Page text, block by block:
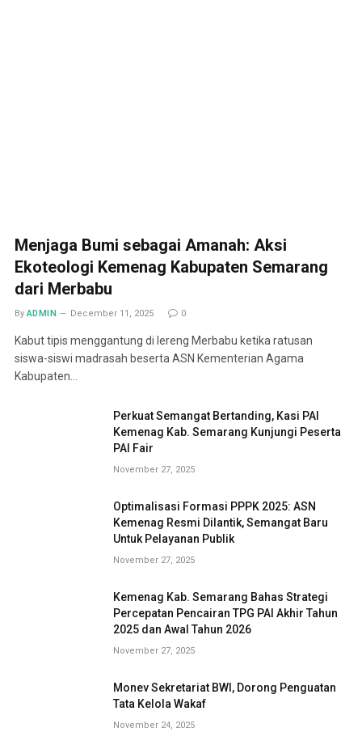
Menjaga Bumi sebagai Amanah: Aksi
Ekoteologi Kemenag Kabupaten Semarang
dari Merbabu
By ADMIN December 11, 2025 0
Kabut tipis menggantung di lereng Merbabu ketika ratusan
siswa-siswi madrasah beserta ASN Kementerian Agama
Kabupaten…
Perkuat Semangat Bertanding, Kasi PAI
Kemenag Kab. Semarang Kunjungi Peserta
PAI Fair
November 27, 2025
Optimalisasi Formasi PPPK 2025: ASN
Kemenag Resmi Dilantik, Semangat Baru
Untuk Pelayanan Publik
November 27, 2025
Kemenag Kab. Semarang Bahas Strategi
Percepatan Pencairan TPG PAI Akhir Tahun
2025 dan Awal Tahun 2026
November 27, 2025
Monev Sekretariat BWI, Dorong Penguatan
Tata Kelola Wakaf
November 24, 2025